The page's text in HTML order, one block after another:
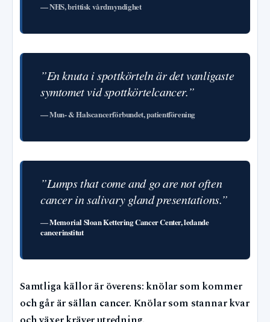
— NHS, brittisk vårdmyndighet
”En knuta i spottkörteln är det vanligaste
symtomet vid spottkörtelcancer.”
— Mun- & Halscancerförbundet, patientförening
”Lumps that come and go are not often
cancer in salivary gland presentations.”
—Memorial Sloan Kettering Cancer Center, ledande
cancerinstitut
Samtliga källor är överens: knölar som kommer
och går är sällan cancer. Knölar som stannar kvar